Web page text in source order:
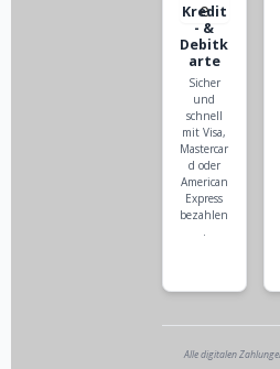
Kredit
- &
Debitk
arte
Sicher
und
schnell
mit Visa,
Mastercar
d oder
American
Express
bezahlen
Alle digitalen